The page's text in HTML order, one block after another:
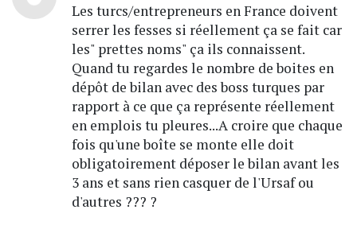
Les turcs/entrepreneurs en France doivent
serrer les fesses si réellement ça se fait car
les" prettes noms" ça ils connaissent.
Quand tu regardes le nombre de boites en
dépôt de bilan avec des boss turques par
rapport à ce que ça représente réellement
en emplois tu pleures...A croire que chaque
fois qu'une boîte se monte elle doit
obligatoirement déposer le bilan avant les
3 ans et sans rien casquer de l'Ursaf ou
d'autres ??? ?